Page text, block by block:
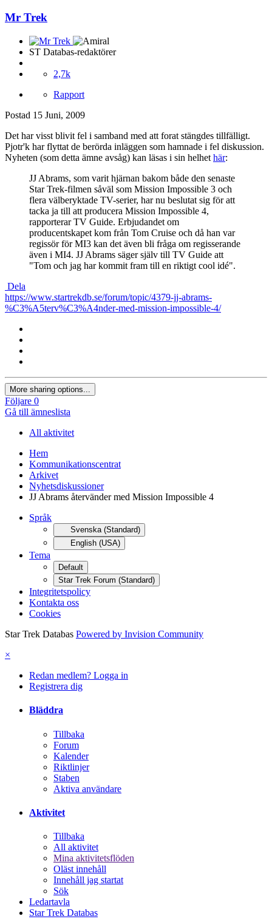
Mr Trek
ST Databas-redaktörer
2,7k
Rapport
Postad 15 Juni, 2009
Det har visst blivit fel i samband med att forat stängdes tillfälligt.
Pjotr'k har flyttat de berörda inläggen som hamnade i fel diskussion.
Nyheten (som detta ämne avsåg) kan läsas i sin helhet här:
JJ Abrams, som varit hjärnan bakom både den senaste
Star Trek-filmen såväl som Mission Impossible 3 och
flera välberyktade TV-serier, har nu beslutat sig för att
tacka ja till att producera Mission Impossible 4,
rapporterar TV Guide. Erbjudandet om
producentskapet kom från Tom Cruise och då han var
regissör för MI3 kan det även bli fråga om regisserande
även i MI4. JJ Abrams säger själv till TV Guide att
"Tom och jag har kommit fram till en riktigt cool idé".
Dela
https://www.startrekdb.se/forum/topic/4379-jj-abrams-
%C3%A5terv%C3%A4nder-med-mission-impossible-4/
More sharing options...
Följare 0
Gå till ämneslista
All aktivitet
Hem
Kommunikationscentrat
Arkivet
Nyhetsdiskussioner
JJ Abrams återvänder med Mission Impossible 4
Språk
Svenska (Standard)
English (USA)
Tema
Default
Star Trek Forum (Standard)
Integritetspolicy
Kontakta oss
Cookies
Star Trek Databas Powered by Invision Community
×
Redan medlem? Logga in
Registrera dig
Bläddra
Tillbaka
Forum
Kalender
Riktlinjer
Staben
Aktiva användare
Aktivitet
Tillbaka
All aktivitet
Mina aktivitetsflöden
Oläst innehåll
Innehåll jag startat
Sök
Ledartavla
Star Trek Databas